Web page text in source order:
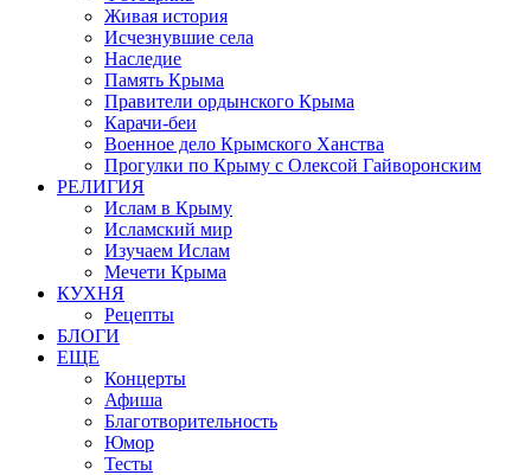
Живая история
Исчезнувшие села
Наследие
Память Крыма
Правители ордынского Крыма
Карачи-беи
Военное дело Крымского Ханства
Прогулки по Крыму с Олексой Гайворонским
РЕЛИГИЯ
Ислам в Крыму
Исламский мир
Изучаем Ислам
Мечети Крыма
КУХНЯ
Рецепты
БЛОГИ
ЕЩЕ
Концерты
Афиша
Благотворительность
Юмор
Тесты